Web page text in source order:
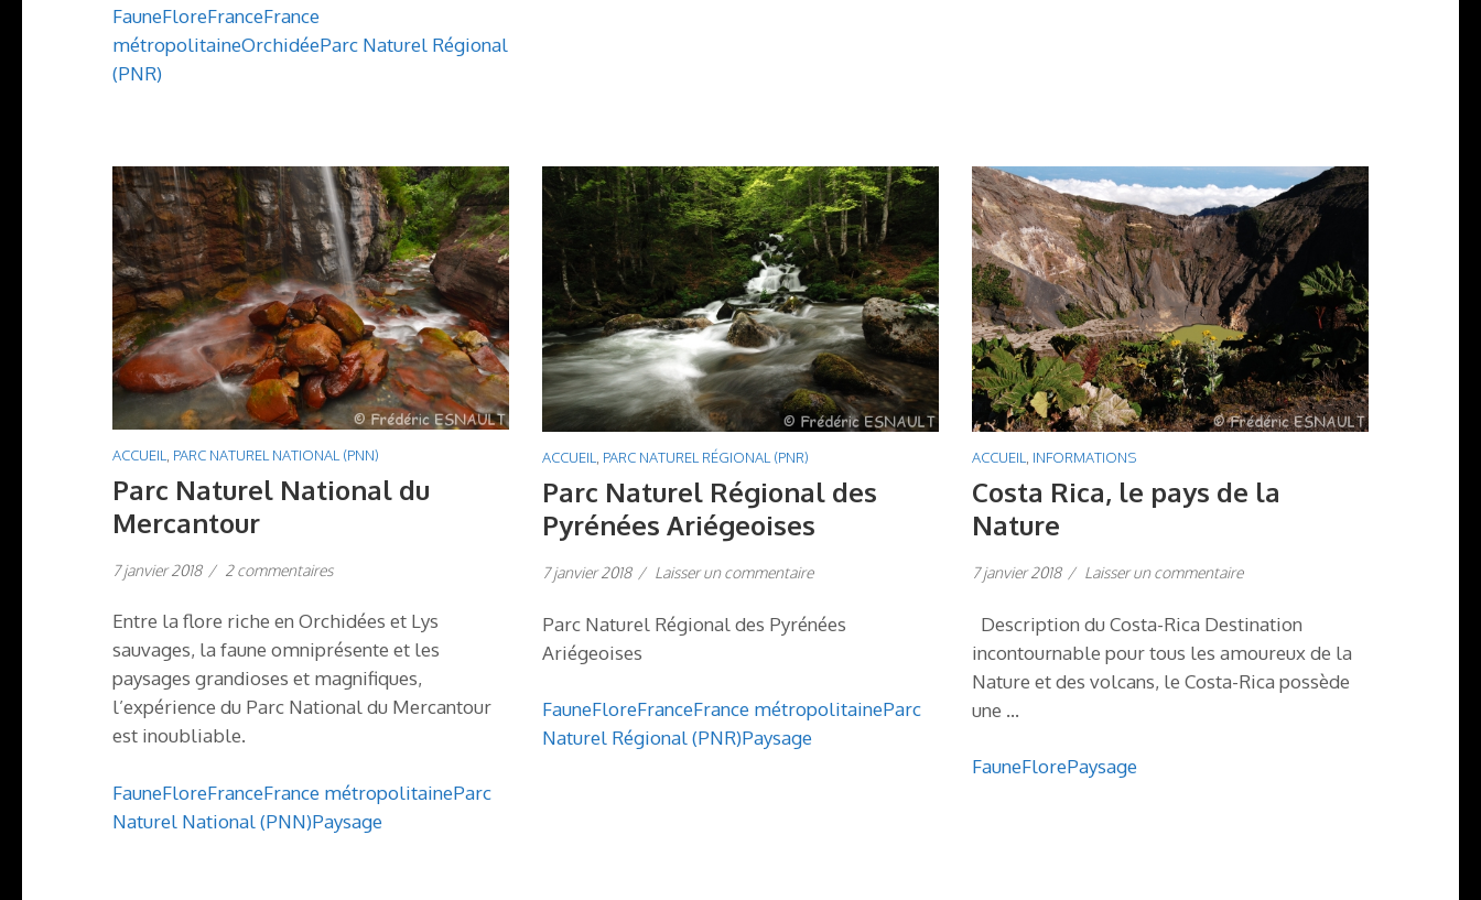
FauneFloreFranceFrance
métropolitaineOrchidéeParc Naturel Régional
(PNR)
ACCUEIL PARC NATUREL NATIONAL (PNN)
Parc Naturel National du
Mercantour
7 janvier 2018 / 2 commentairessur
National
du
Mercantour
Entre la flore riche en Orchidées et Lys
sauvages, la faune omniprésente et les
paysages grandioses et magnifiques,
l’expérience du Parc National du Mercantour
est inoubliable.
FauneFloreFranceFrance métropolitaineParc
Naturel National (PNN)Paysage
ACCUEIL, PARC NATUREL RÉGIONAL (PNR)
Parc Naturel Régional des
Pyrénées Ariégeoises
7 janvier 2018 / Laisser un commentaire
Parc Naturel Régional des Pyrénées
Ariégeoises
FauneFloreFranceFrance métropolitaineParc
Naturel Régional (PNR)Paysage
ACCUEIL, INFORMATIONS
Costa Rica, le pays de la
Nature
7 janvier 2018 / Laisser un commentaire
Description du Costa-Rica Destination
incontournable pour tous les amoureux de la
Nature et des volcans, le Costa-Rica possède
une …
FauneFlorePaysage